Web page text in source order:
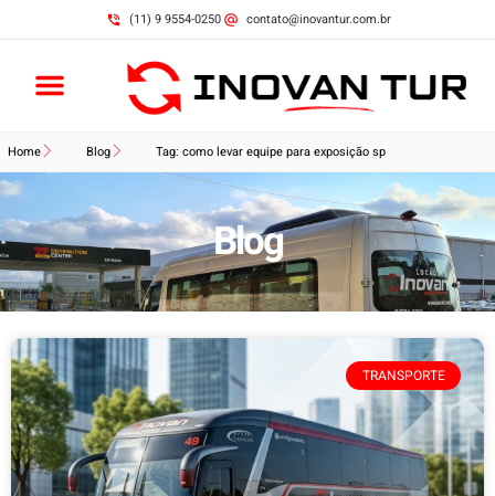
(11) 9 9554-0250 contato@inovantur.com.br
Home Blog Tag: como levar equipe para exposição sp
Blog
TRANSPORTE